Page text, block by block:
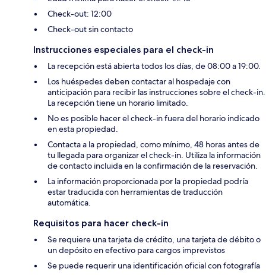
Check-out: 12:00
Check-out sin contacto
Instrucciones especiales para el check-in
La recepción está abierta todos los días, de 08:00 a 19:00.
Los huéspedes deben contactar al hospedaje con
anticipación para recibir las instrucciones sobre el check-in.
La recepción tiene un horario limitado.
No es posible hacer el check-in fuera del horario indicado
en esta propiedad.
Contacta a la propiedad, como mínimo, 48 horas antes de
tu llegada para organizar el check-in. Utiliza la información
de contacto incluida en la confirmación de la reservación.
La información proporcionada por la propiedad podría
estar traducida con herramientas de traducción
automática.
Requisitos para hacer check-in
Se requiere una tarjeta de crédito, una tarjeta de débito o
un depósito en efectivo para cargos imprevistos
Se puede requerir una identificación oficial con fotografía